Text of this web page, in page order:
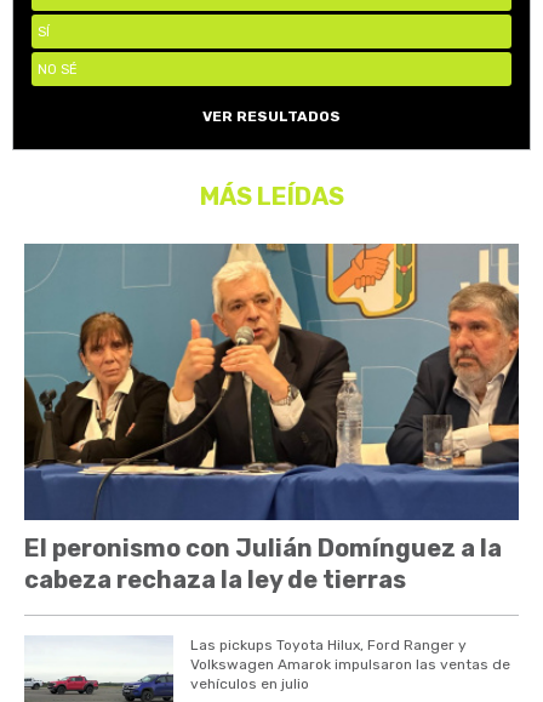
SÍ
NO SÉ
VER RESULTADOS
MÁS LEÍDAS
El peronismo con Julián Domínguez a la
cabeza rechaza la ley de tierras
Las pickups Toyota Hilux, Ford Ranger y
Volkswagen Amarok impulsaron las ventas de
vehículos en julio